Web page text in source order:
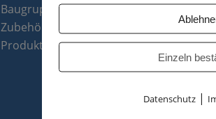
Baugruppen
Zubehör & Ersatzteile
Produktzusammenfassung
Einzeln
Datenschutz |